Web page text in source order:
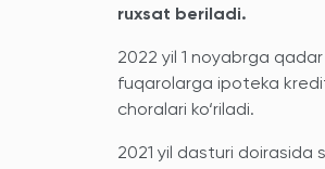
ruxsat beriladi.
2022 yil 1 noyabrga
fuqarolarga ipoteka
choralari ko‘riladi.
2021 yil dasturi doirasida